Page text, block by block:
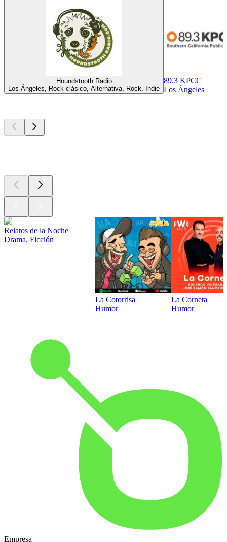
Houndstooth Radio
Los Ángeles, Rock clásico, Alternativa, Rock, Indie
89.3 KPCC
Los Ángeles
Relatos de la Noche
Drama, Ficción
La Cotorrisa
Humor
La Corneta
Humor
Empresa